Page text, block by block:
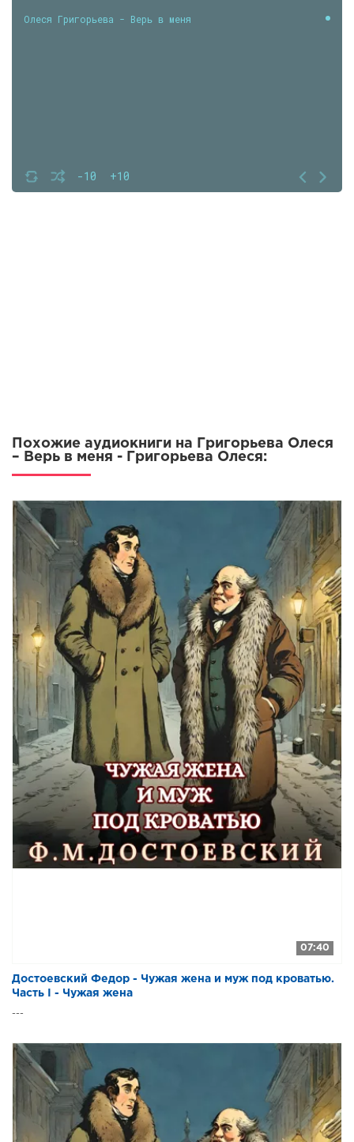
-10 +10
Олеся Григорьева - Верь в меня
Похожие аудиокниги на Григорьева Олеся
– Верь в меня - Григорьева Олеся:
07:40
Достоевский Федор - Чужая жена и муж под кроватью.
Часть I - Чужая жена
---